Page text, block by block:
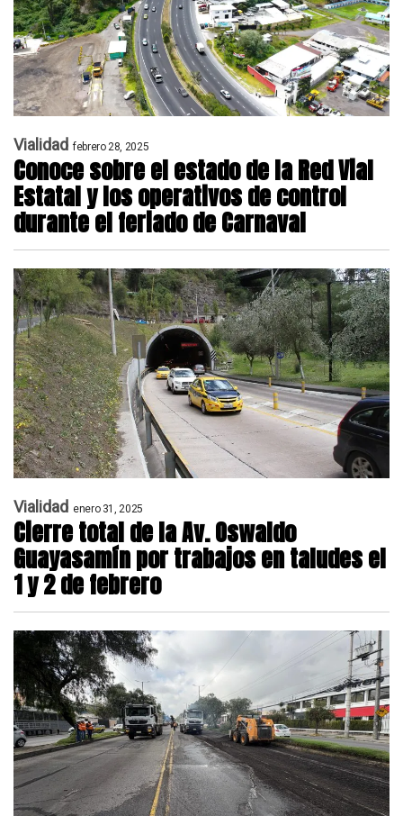
Vialidad febrero 28, 2025
Conoce sobre el estado de la Red Vial
Estatal y los operativos de control
durante el feriado de Carnaval
Vialidad enero 31, 2025
Cierre total de la Av. Oswaldo
Guayasamín por trabajos en taludes el
1 y 2 de febrero